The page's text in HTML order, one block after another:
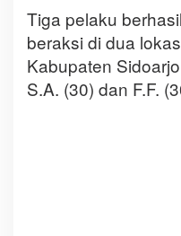
Tiga pelaku
beraksi di dua
Kabupaten
S.A. (30) dan F.F.